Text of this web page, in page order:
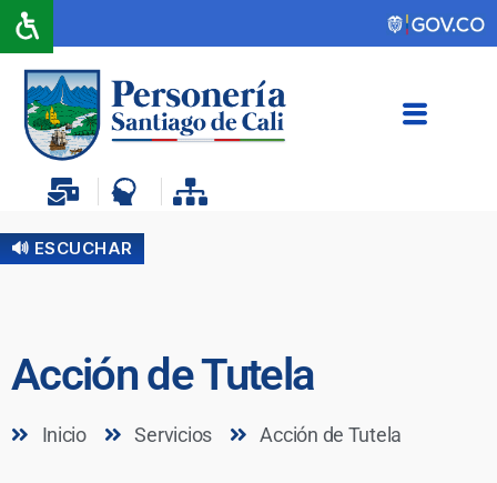
🔊 ESCUCHAR
Acción de Tutela
Inicio Servicios Acción de Tutela